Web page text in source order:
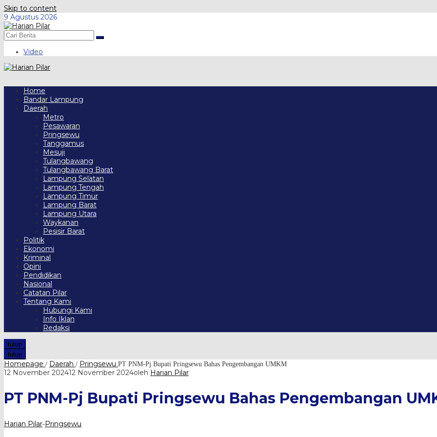
Skip to content
9 Agustus 2026
Video
Home
Bandar Lampung
Daerah
Metro
Pesawaran
Pringsewu
Tanggamus
Mesuji
Tulangbawang
Tulangbawang Barat
Lampung Selatan
Lampung Tengah
Lampung Timur
Lampung Barat
Lampung Utara
Waykanan
Pesisir Barat
Politik
Ekonomi
Kriminal
Opini
Pendidikan
Nasional
Catatan Pilar
Tentang Kami
Hubungi Kami
Info Iklan
Redaksi
tutup
tutup
Homepage / Daerah / Pringsewu PT PNM-Pj Bupati Pringsewu Bahas Pengembangan UMKM
12 November 202412 November 2024oleh Harian Pilar
PT PNM-Pj Bupati Pringsewu Bahas Pengembangan
Harian Pilar-Pringsewu